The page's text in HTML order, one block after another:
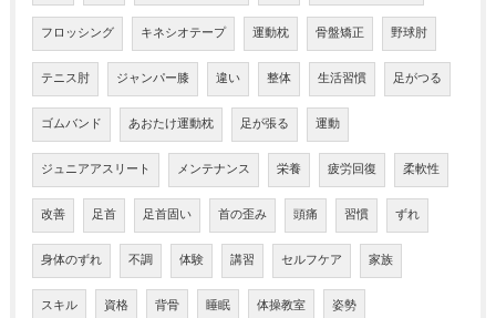
フロッシング キネシオテープ 運動枕 骨盤矯正 野球肘
テニス肘 ジャンパー膝 違い 整体 生活習慣 足がつる
ゴムバンド あおたけ運動枕 足が張る 運動
ジュニアアスリート メンテナンス 栄養 疲労回復 柔軟性
改善 足首 足首固い 首の歪み 頭痛 習慣 ずれ
身体のずれ 不調 体験 講習 セルフケア 家族
スキル 資格 背骨 睡眠 体操教室 姿勢